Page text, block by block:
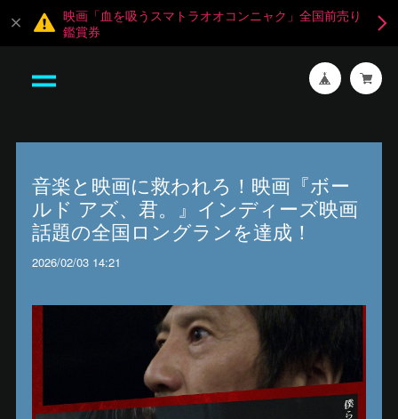
映画「血を吸うスマトラオオコンニャク」全国前売り
鑑賞券
音楽と映画に救われろ！映画『ボー
ルド アズ、君。』インディーズ映画
話題の全国ロングランを達成！
2026/02/03 14:21